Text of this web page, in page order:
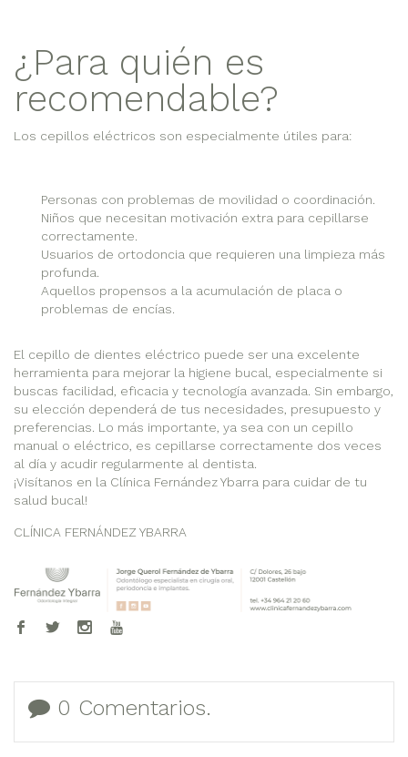
¿Para quién es
recomendable?
Los cepillos eléctricos son especialmente útiles para:
Personas con problemas de movilidad o coordinación.
Niños que necesitan motivación extra para cepillarse
correctamente.
Usuarios de ortodoncia que requieren una limpieza más
profunda.
Aquellos propensos a la acumulación de placa o
problemas de encías.
El cepillo de dientes eléctrico puede ser una excelente
herramienta para mejorar la higiene bucal, especialmente si
buscas facilidad, eficacia y tecnología avanzada. Sin embargo,
su elección dependerá de tus necesidades, presupuesto y
preferencias. Lo más importante, ya sea con un cepillo
manual o eléctrico, es cepillarse correctamente dos veces
al día y acudir regularmente al dentista.
¡Visítanos en la Clínica Fernández Ybarra para cuidar de tu
salud bucal!
CLÍNICA FERNÁNDEZ YBARRA
0 Comentarios.